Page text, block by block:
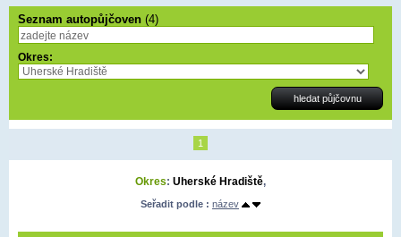
Seznam autopůjčoven (4)
Okres:
1
Okres: Uherské Hradiště,
Seřadit podle : název